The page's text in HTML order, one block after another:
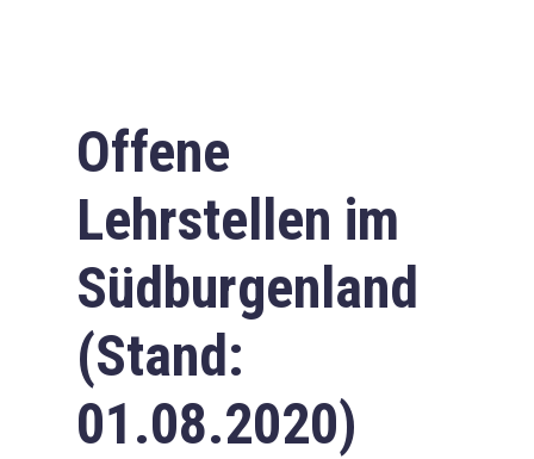
Offene
Lehrstellen im
Südburgenland
(Stand:
01.08.2020)